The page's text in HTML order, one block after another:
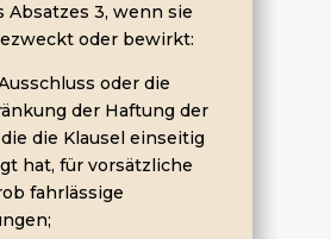
Absatzes 3, wenn sie
oder bewirkt:
oder die
der Haftung der
die Klausel einseitig
hat, für vorsätzliche
fahrlässige